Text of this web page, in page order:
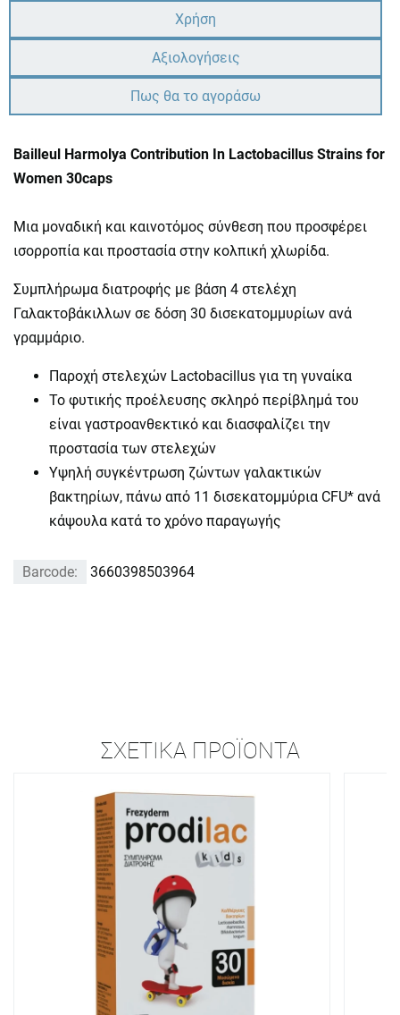
Χρήση
Αξιολογήσεις
Πως θα το αγοράσω
Bailleul Harmolya Contribution In Lactobacillus Strains for
Women 30caps
Μια μοναδική και καινοτόμος σύνθεση που προσφέρει
ισορροπία και προστασία στην κολπική χλωρίδα.
Συμπλήρωμα διατροφής με βάση 4 στελέχη
Γαλακτοβάκιλλων σε δόση 30 δισεκατομμυρίων ανά
γραμμάριο.
Παροχή στελεχών Lactobacillus για τη γυναίκα
Το φυτικής προέλευσης σκληρό περίβλημά του
είναι γαστροανθεκτικό και διασφαλίζει την
προστασία των στελεχών
Υψηλή συγκέντρωση ζώντων γαλακτικών
βακτηρίων, πάνω από 11 δισεκατομμύρια CFU* ανά
κάψουλα κατά το χρόνο παραγωγής
Barcode: 3660398503964
ΣΧΕΤΙΚΆ ΠΡΟΪΌΝΤΑ